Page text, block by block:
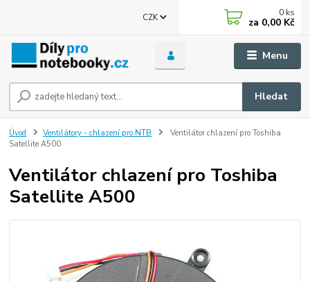
Menu
CZK
Hledat
0 ks
za 0,00 Kč
Úvod Ventilátory - chlazení pro NTB
Ventilátor chlazení pro Toshiba
Satellite A500
Ventilátor chlazení pro Toshiba
Satellite A500